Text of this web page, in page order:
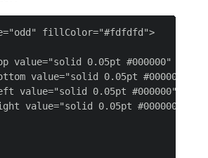
fillColor="#fdfdfd">
value="solid 0.05pt #000000" />
value="solid 0.05pt #000000" />
value="solid 0.05pt #000000" />
value="solid 0.05pt #000000" />